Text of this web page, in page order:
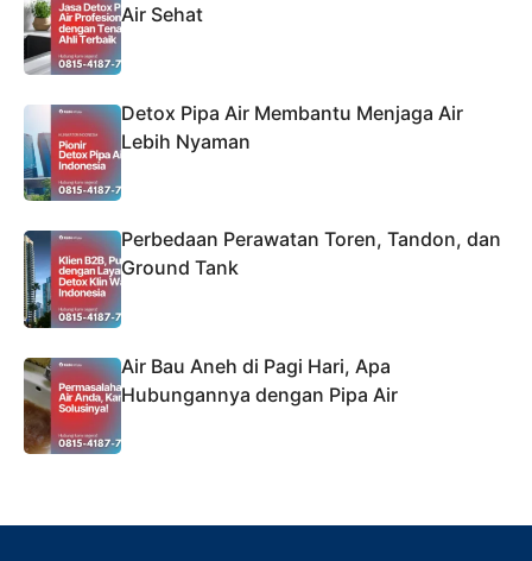
Air Sehat
Detox Pipa Air Membantu Menjaga Air
Lebih Nyaman
Perbedaan Perawatan Toren, Tandon, dan
Ground Tank
Air Bau Aneh di Pagi Hari, Apa
Hubungannya dengan Pipa Air